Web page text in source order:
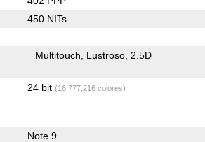
450 NITs
Multitouch Lustroso 2.5D
24 bit (16,777,216 colores)
Note 9